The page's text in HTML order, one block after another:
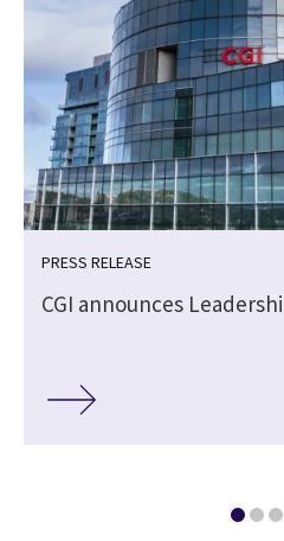
PRESS RELEASE
CGI announces